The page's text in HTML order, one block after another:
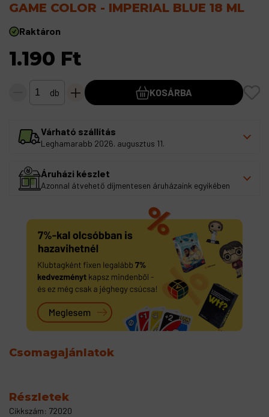
GAME COLOR - IMPERIAL BLUE 18 ML
Raktáron
1.190 Ft
db KOSÁRBA
Várható szállítás
Leghamarabb 2026. augusztus 11.
Áruházi készlet
Azonnal átvehető díjmentesen áruházaink egyikében
Csomagajánlatok
Részletek
Cikkszám: 72020